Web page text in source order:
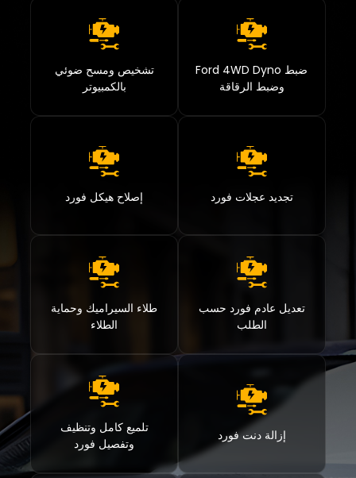
ضبط Ford 4WD Dyno
وضبط الرقاقة
تشخيص ومسح ضوئي
بالكمبيوتر
تجديد عجلات فورد إصلاح هيكل فورد
تعديل عادم فورد حسب
الطلب
طلاء السيراميك وحماية
الطلاء
إزالة دنت فورد
تلميع كامل وتنظيف
وتفصيل فورد